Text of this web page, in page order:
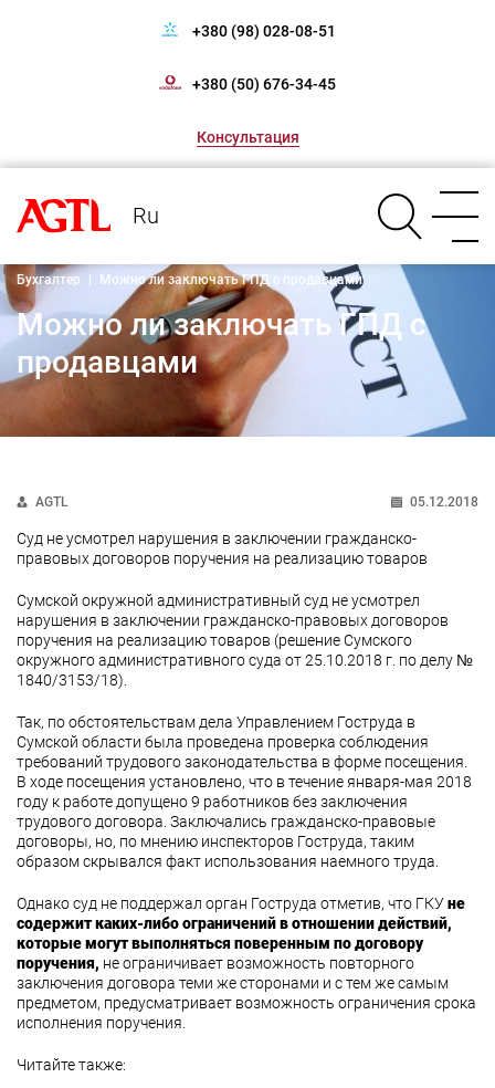
+380 (98) 028-08-51
+380 (50) 676-34-45
Консультация
Ru
Бухгалтер Можно ли заключать ГПД с продавцами
Можно ли заключать ГПД с
продавцами
AGTL 05.12.2018
Суд не усмотрел нарушения в заключении гражданско-
правовых договоров поручения на реализацию товаров
Сумской окружной административный суд не усмотрел
нарушения в заключении гражданско-правовых договоров
поручения на реализацию товаров (решение Сумского
окружного административного суда от 25.10.2018 г. по делу №
1840/3153/18).
Так, по обстоятельствам дела Управлением Гоструда в
Сумской области была проведена проверка соблюдения
требований трудового законодательства в форме посещения.
В ходе посещения установлено, что в течение января-мая 2018
году к работе допущено 9 работников без заключения
трудового договора. Заключались гражданско-правовые
договоры, но, по мнению инспекторов Гоструда, таким
образом скрывался факт использования наемного труда.
Однако суд не поддержал орган Гоструда отметив, что ГКУне
содержит каких-либо ограничений в отношении действий,
которые могут выполняться поверенным по договору
поручения, не ограничивает возможность повторного
заключения договора теми же сторонами и с тем же самым
предметом, предусматривает возможность ограничения срока
исполнения поручения.
Читайте также: